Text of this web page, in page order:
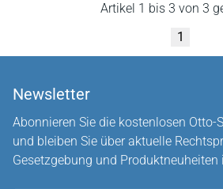
Artikel 1 bis 3 von 3
1
Newsletter
Abonnieren Sie die kostenlosen Otto-
und bleiben Sie über aktuelle
Gesetzgebung und Produktneuheiten